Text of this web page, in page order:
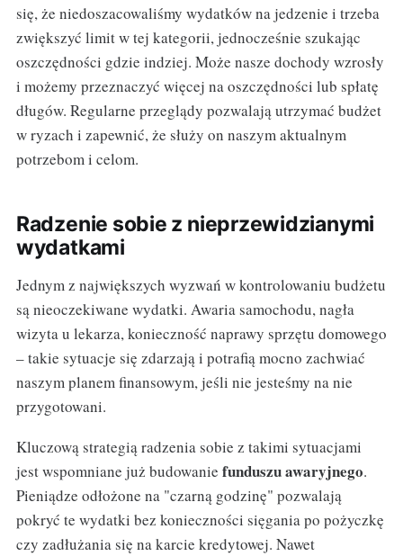
się, że niedoszacowaliśmy wydatków na jedzenie i trzeba
zwiększyć limit w tej kategorii, jednocześnie szukając
oszczędności gdzie indziej. Może nasze dochody wzrosły
i możemy przeznaczyć więcej na oszczędności lub spłatę
długów. Regularne przeglądy pozwalają utrzymać budżet
w ryzach i zapewnić, że służy on naszym aktualnym
potrzebom i celom.
Radzenie sobie z nieprzewidzianymi
wydatkami
Jednym z największych wyzwań w kontrolowaniu budżetu
są nieoczekiwane wydatki. Awaria samochodu, nagła
wizyta u lekarza, konieczność naprawy sprzętu domowego
– takie sytuacje się zdarzają i potrafią mocno zachwiać
naszym planem finansowym, jeśli nie jesteśmy na nie
przygotowani.
Kluczową strategią radzenia sobie z takimi sytuacjami
jest wspomniane już budowanie funduszu awaryjnego.
Pieniądze odłożone na "czarną godzinę" pozwalają
pokryć te wydatki bez konieczności sięgania po pożyczkę
czy zadłużania się na karcie kredytowej. Nawet